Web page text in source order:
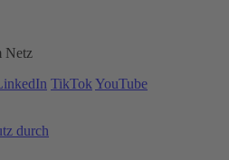
Netz
TikTok YouTube
durch